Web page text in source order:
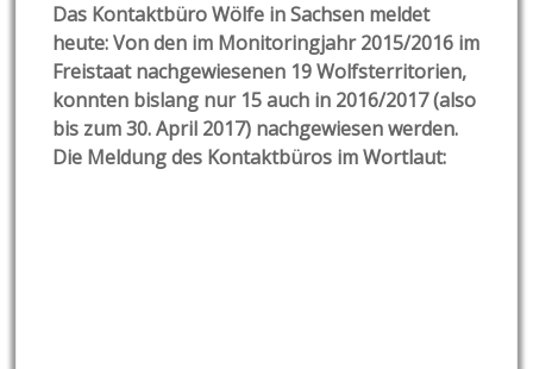
Das Kontaktbüro Wölfe in Sachsen meldet
heute: Von den im Monitoringjahr 2015/2016 im
Freistaat nachgewiesenen 19 Wolfsterritorien,
konnten bislang nur 15 auch in 2016/2017 (also
bis zum 30. April 2017) nachgewiesen werden.
Die Meldung des Kontaktbüros im Wortlaut: